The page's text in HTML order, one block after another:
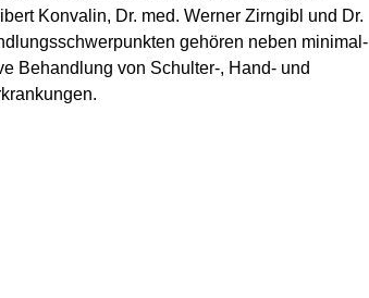
Konvalin, Dr. med. Werner Zirngibl und Dr.
gehören neben minimal-
Behandlung von Schulter-, Hand- und